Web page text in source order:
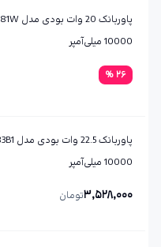
10000 میلی‌آمپر
26
%
10000 میلی‌آمپر
3,528,000تومان